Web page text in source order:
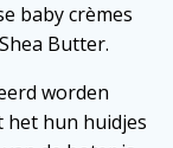
baby crèmes
Butter.
worden
het hun huidjes